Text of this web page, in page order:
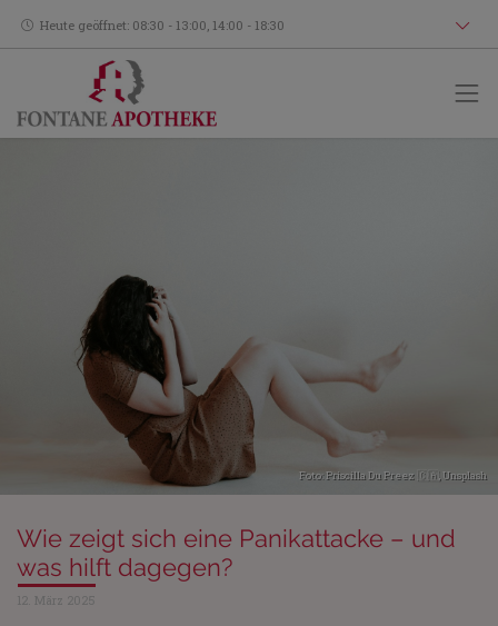
Heute geöffnet: 08:30 - 13:00, 14:00 - 18:30
Foto:Priscilla Du Preez 🇨🇦, Unsplash
Wie zeigt sich eine Panikattacke – und
was hilft dagegen?
12. März 2025